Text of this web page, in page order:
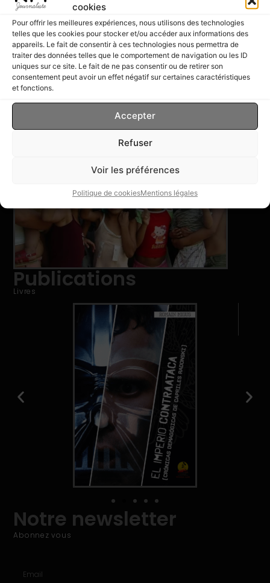
cookies
Pour offrir les meilleures expériences, nous utilisons des technologies
telles que les cookies pour stocker et/ou accéder aux informations des
appareils. Le fait de consentir à ces technologies nous permettra de
traiter des données telles que le comportement de navigation ou les ID
uniques sur ce site. Le fait de ne pas consentir ou de retirer son
consentement peut avoir un effet négatif sur certaines caractéristiques
et fonctions.
Accepter
Refuser
Voir les préférences
Politique de cookiesMentions légales
Romain Migus
Publications
Livres
Notre newsletter
Abonnez vous